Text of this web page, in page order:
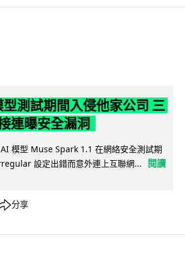
測試期間入侵他家公司 三
連曝安全漏洞
模型 Muse Spark 1.1 在網絡安全測試期
設定出錯而意外連上互聯網...
閱讀
分享